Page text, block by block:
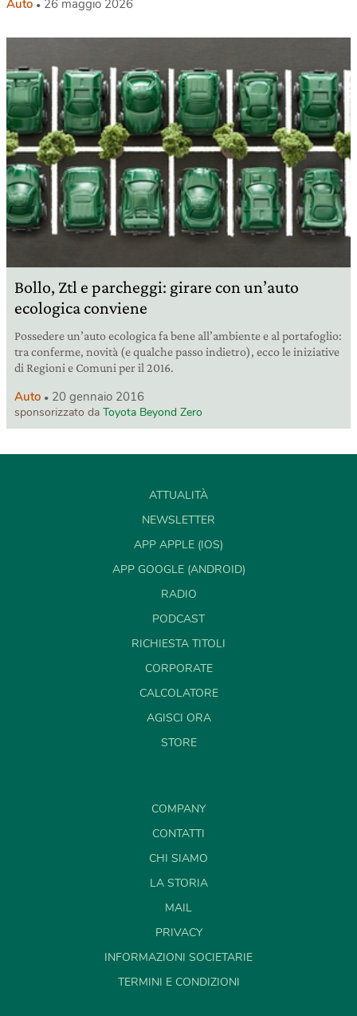
Auto 26 maggio 2026
Bollo, Ztl e parcheggi: girare con un’auto
ecologica conviene
Possedere un’auto ecologica fa bene all’ambiente e al portafoglio:
tra conferme, novità (e qualche passo indietro), ecco le iniziative
di Regioni e Comuni per il 2016.
Auto 20 gennaio 2016
sponsorizzato da Toyota Beyond Zero
ATTUALITÀ
NEWSLETTER
APP APPLE (IOS)
APP GOOGLE (ANDROID)
RADIO
PODCAST
RICHIESTA TITOLI
CORPORATE
CALCOLATORE
AGISCI ORA
STORE
COMPANY
CONTATTI
CHI SIAMO
LA STORIA
MAIL
PRIVACY
INFORMAZIONI SOCIETARIE
TERMINI E CONDIZIONI